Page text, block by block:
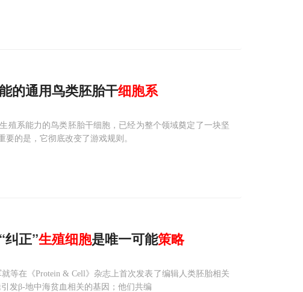
的通用鸟类胚胎干细胞系
殖系能力的鸟类胚胎干细胞，已经为整个领域奠定了一块坚
的是，它彻底改变了游戏规则。
纠正”生殖细胞是唯一可能策略
等在《Protein & Cell》杂志上首次发表了编辑人类胚胎相关
发β-地中海贫血相关的基因；他们共编